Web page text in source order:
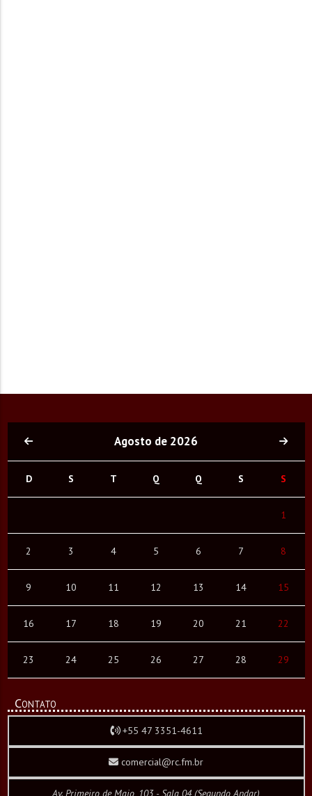
Agosto de 2026
D S T Q Q S S
1
2 3 4 5 6 7 8
9 10 11 12 13 14 15
16 17 18 19 20 21 22
23 24 25 26 27 28 29
Contato
+55 47 3351-4611
comercial@rc.fm.br
Av. Primeiro de Maio, 103 - Sala 04 (Segundo Andar)